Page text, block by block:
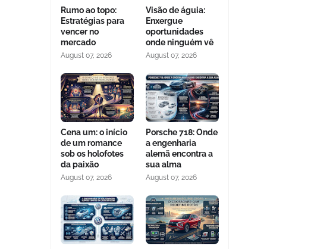
Rumo ao topo:
Estratégias para
vencer no
mercado
August 07, 2026
Visão de águia:
Enxergue
oportunidades
onde ninguém vê
August 07, 2026
Cena um: o início
de um romance
sob os holofotes
da paixão
August 07, 2026
Porsche 718: Onde
a engenharia
alemã encontra a
sua alma
August 07, 2026